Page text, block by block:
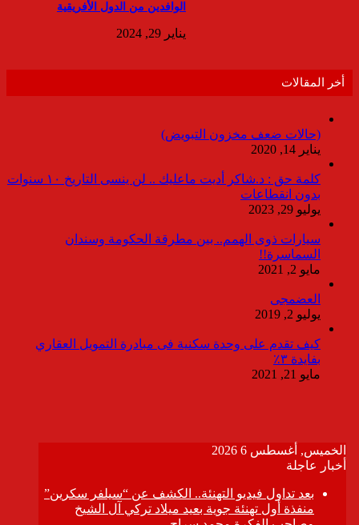
الوافدين من الدول الأفريقية
يناير 29, 2024
أخر المقالات
(حالات ضعف مخزون التبويض)
يناير 14, 2020
كلمة حق : د.شاكر أديت ماعليك .. لن ينسى التاريخ ١٠ سنوات
بدون انقطاعات
يوليو 29, 2023
سيارات ذوى الهمم.. بين مطرقة الحكومة وسندان
السماسرة!!
مايو 2, 2021
العضمجى
يوليو 2, 2019
كيف تقدم على وحدة سكنية فى مبادرة التمويل العقاري
بفايدة ٣٪
مايو 21, 2021